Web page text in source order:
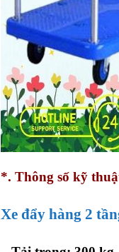
*. Thông số kỹ
Xe đẩy hàng 2